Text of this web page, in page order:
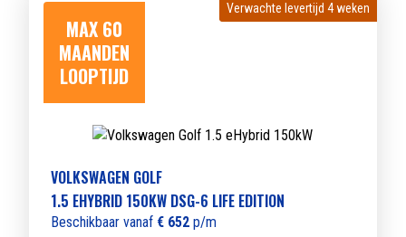
MAX 60
MAANDEN
LOOPTIJD
Verwachte levertijd 4 weken
Verwachte levertijd 4 weken
VOLKSWAGEN GOLF
1.5 EHYBRID 150KW DSG-6 LIFE EDITION
Beschikbaar vanaf € 652 p/m